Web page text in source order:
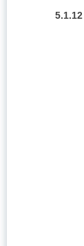
5.1.12